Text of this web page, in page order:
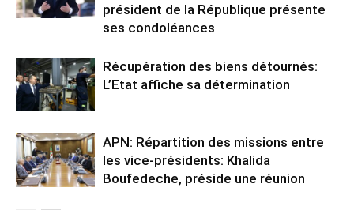
président de la République présente
ses condoléances
Récupération des biens détournés:
L’Etat affiche sa détermination
APN: Répartition des missions entre
les vice-présidents: Khalida
Boufedeche, préside une réunion